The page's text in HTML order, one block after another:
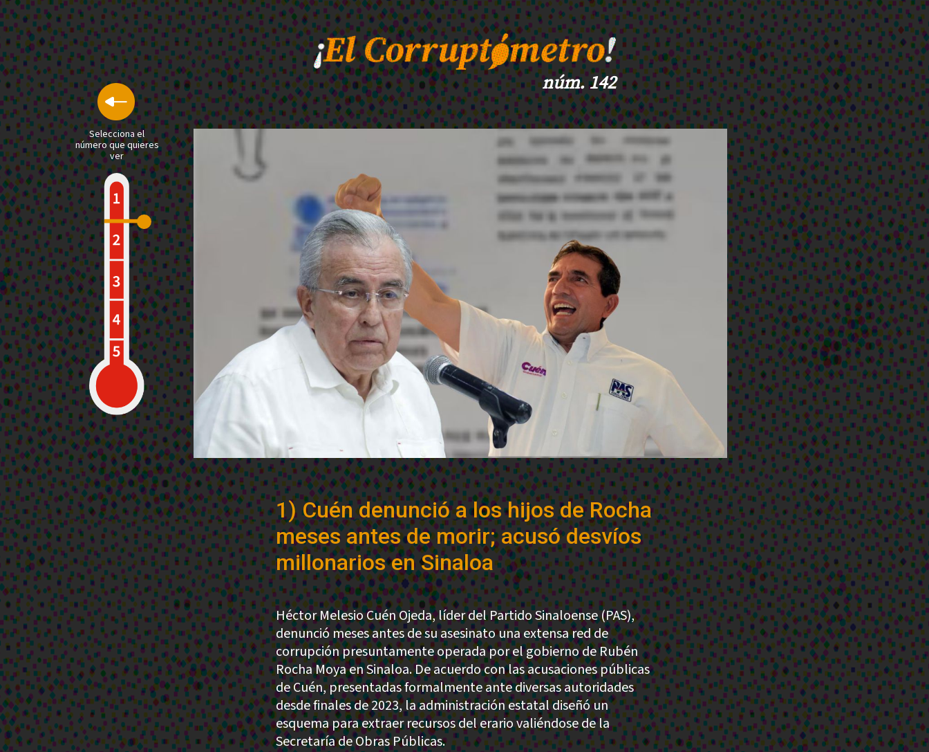
núm. 142
Selecciona el
número que quieres
ver
1) Cuén denunció a los hijos de Rocha
meses antes de morir; acusó desvíos
millonarios en Sinaloa
Héctor Melesio Cuén Ojeda, líder del Partido Sinaloense (PAS),
denunció meses antes de su asesinato una extensa red de
corrupción presuntamente operada por el gobierno de Rubén
Rocha Moya en Sinaloa. De acuerdo con las acusaciones públicas
de Cuén, presentadas formalmente ante diversas autoridades
desde finales de 2023, la administración estatal diseñó un
esquema para extraer recursos del erario valiéndose de la
Secretaría de Obras Públicas.